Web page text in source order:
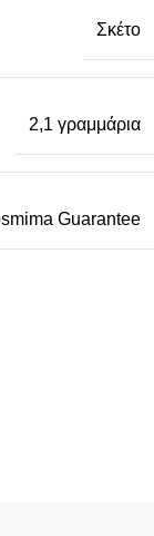
Σκέτο
2,1 γραμμάρια
Guarantee